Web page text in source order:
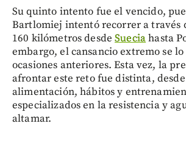
Su quinto intento fue el vencido,
Bartlomiej intentó recorrer a través
160 kilómetros desdeSueciahasta
embargo, el cansancio extremo se
ocasiones anteriores. Esta vez, la
afrontar este reto fue distinta,
alimentación, hábitos y
especializados en la resistencia y
altamar.